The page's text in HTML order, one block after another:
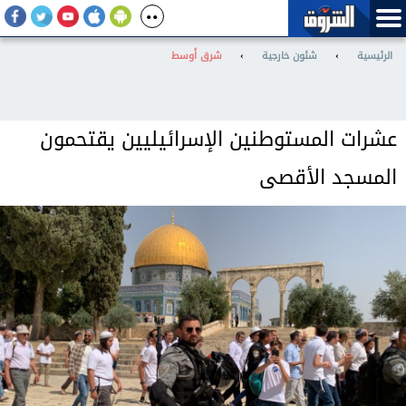
الرئيسية › شئون خارجية › شرق أوسط
عشرات المستوطنين الإسرائيليين يقتحمون
المسجد الأقصى